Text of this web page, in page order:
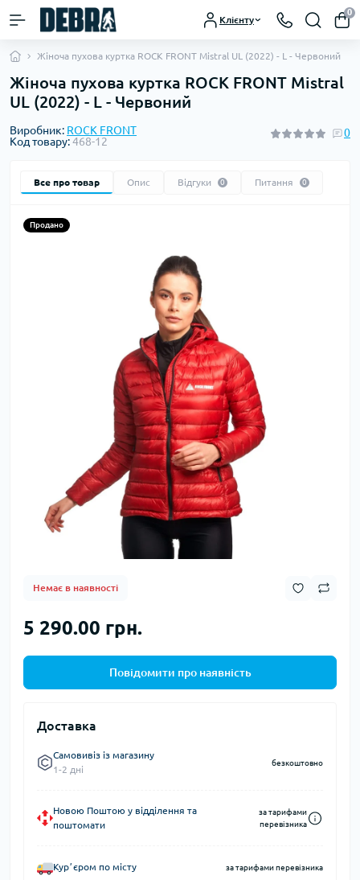
Клієнту
0
Жіноча пухова куртка ROCK FRONT Mistral UL (2022) - L - Червоний
Жіноча пухова куртка ROCK FRONT Mistral
UL (2022) - L - Червоний
Виробник: ROCK FRONT
Код товару:468-12
0
Все про товар Опис Відгуки 0 Питання 0
Продано
Немає в наявності
5 290.00 грн.
Повідомити про наявність
Доставка
Самовивіз із магазину
1-2 дні
безкоштовно
Новою Поштою у відділення та
поштомати
за тарифами
перевізника
Курʼєром по місту за тарифами перевізника